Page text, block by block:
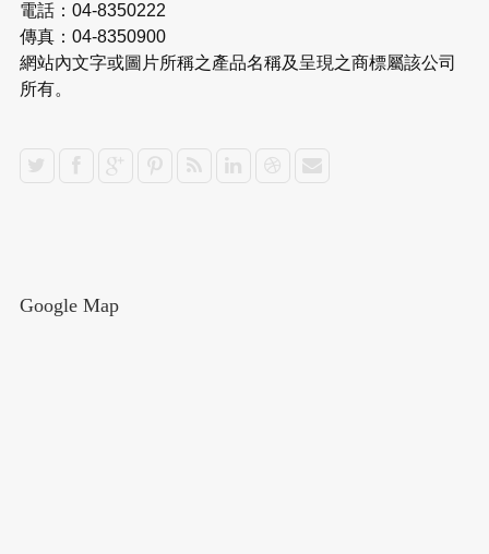
電話：04-8350222
傳真：04-8350900
網站內文字或圖片所稱之產品名稱及呈現之商標屬該公司
所有。
Google Map